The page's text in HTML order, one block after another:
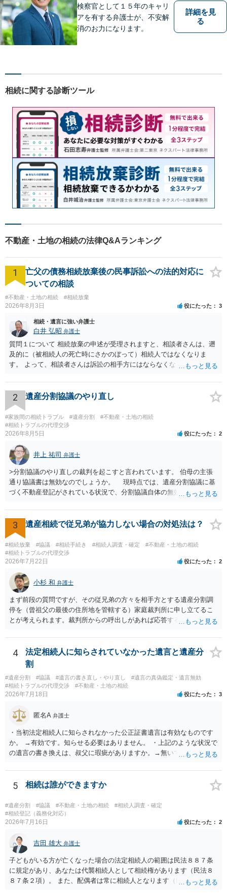
検察官として１５年のキャリ
アを有する弁護士が、不安解
消のお力になります。
詳細を見
る
相続に関する診断ツール
不動産・土地の相続の法律Q&Aランキング
1
亡父の債務相続放棄後の民事訴訟への法的対応に
ついての相談
#不動産・土地の相続 #相続放棄
2026年8月3日 役にたった 3
相続・遺言に強い弁護士
白井 弘昭 弁護士
質問１について 相続放棄の申述が受理されますと、相談者さんは、遡
及的に（被相続人の死亡時にさかのぼって）相続人ではなくなりま
す。 よって、相談者さんは訴訟の相手方にはならなくなるので（明け
理証明を家庭裁判所で取得し、コピーを答弁書に添えて裁判所に提出
してください。 質問２について 請求棄却を求める答弁書を提出すれ
ば、第１回期日は出席する必要がありません。その日は差支え（用事
があり出席できない）との記載で十分です。 質問３について 弁護士で
はないので、ｍｉｎｔｓでの提出の必要は無いと思います。郵送（期
限までに届けばよい）で十分です。 詳細は、書面記載の裁判所書記官
にお問い合わせください。 以上、ご参考まで。
2 遺産分割協議のやり直し
#家族間の相続トラブル #遺産分割
#不動産・土地の相続
#相続トラブルの代理交渉
2026年8月5日 役にたった 2
井上 祐司 弁護士
>分割協議のやり直しの裁判を起こすと言われています。 伯母の主張
通り協議書は無効なのでしょうか。 現時点では、遺産分割協議に基
づく不動産登記がされている状況で、分割協議自体の無効を裁判所が
方の訴訟の主張及び立証次第ですが、 ・御祖母様の認知能力に関する
医師の意見書、筆跡鑑定 が提出されればその効力が否定される可能性
はありますが、 ・伯母様自身が分割協議に加わっていること ・御祖母
様の意に反する遺産分割協議を行う実益が誰にあったかの立証が困難
であること からすると、実際に遺産分割協議の効力が否定される可能
性はそれほど高くない（立証のハードルは非常に高い）ということが
言えると思います。
3 遺産相続で従兄弟が協力しない場合の対処法は？
#相続放棄 #協議 #相続手続き #相続人調査・確定
#不動産・土地の相続
#相続トラブルの代理交渉
2026年7月22日 役にたった 2
小杉 和 弁護士
まず前段の質問ですが、その従兄弟の方々を相手方とする遺産分割調
停を（曾祖父の最後の住所地を管轄する）家庭裁判所に申し立てるこ
とが考えられます。裁判所からの呼出しがあれば応答する可能性がま
能と思われます。時間が思った以上にないので必要書類をてきぱきと
揃える必要があります。その点是非御注意ください。
4
法定相続人に知らされていなかった遺言と遺産分
割
#遺産分割 #協議 #遺言の書き直し・やり直し
#遺言の真偽鑑定・遺言無効
#相続トラブルの代理交渉
#不動産・土地の相続
2026年7月18日 役にたった 3
匿名A 弁護士
・当初法定相続人に知らされなかった公正証書遺言は有効なものです
か。 →有効です。知らせる必要はありません。 ・上記のような状況で
の遺言の書き換えは、叔父に瑕疵がありますか。→無いです。 ・分割
ますか。 →本人が自由に決められますので、どこが妥当とは言えない
です。客観的な基準もありません。 ・できれば穏やかに、分割を拒否
することはできますか。 →分割を拒否するということは、遺産はいら
ないということでしょうか。遺言で、受取を指定されててもいらない
と拒否することはできます。理由を説明する必要はありません。
5 相続は誰ができますか
#遺産分割 #協議 #不動産・土地の相続
#相続人調査・確定
#相続登記（義務化対応）
2026年7月16日 役にたった 2
吉田 雄大 弁護士
子どもがいる方が亡くなった場合の法定相続人の範囲は民法８８７条
に規定があり、あなたは代襲相続人として相続権があります（民法８
８７条２項）。 また、配偶者は常に相続人となります（民法８９０